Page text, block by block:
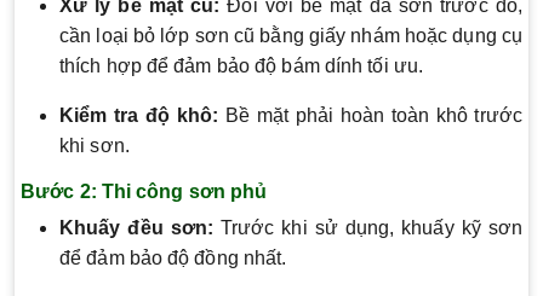
Xử lý bề mặt cũ: Đối với bề mặt đã sơn trước đó,
cần loại bỏ lớp sơn cũ bằng giấy nhám hoặc dụng cụ
thích hợp để đảm bảo độ bám dính tối ưu.
Kiểm tra độ khô: Bề mặt phải hoàn toàn khô trước
khi sơn.
Bước 2: Thi công sơn phủ
Khuấy đều sơn: Trước khi sử dụng, khuấy kỹ sơn
để đảm bảo độ đồng nhất.